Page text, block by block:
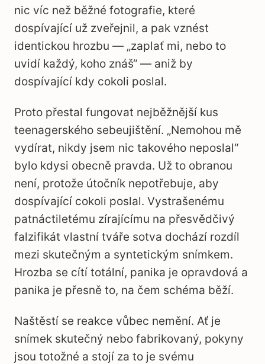
nic víc než běžné fotografie, které
dospívající už zveřejnil, a pak vznést
identickou hrozbu — „zaplať mi, nebo to
uvidí každý, koho znáš“ — aniž by
dospívající kdy cokoli poslal.
Proto přestal fungovat nejběžnější kus
teenagerského sebeujištění. „Nemohou mě
vydírat, nikdy jsem nic takového neposlal“
bylo kdysi obecně pravda. Už to obranou
není, protože útočník nepotřebuje, aby
dospívající cokoli poslal. Vystrašenému
patnáctiletému zírajícímu na přesvědčivý
falzifikát vlastní tváře sotva dochází rozdíl
mezi skutečným a syntetickým snímkem.
Hrozba se cítí totální, panika je opravdová a
panika je přesně to, na čem schéma běží.
Naštěstí se reakce vůbec nemění. Ať je
snímek skutečný nebo fabrikovaný, pokyny
jsou totožné a stojí za to je svému